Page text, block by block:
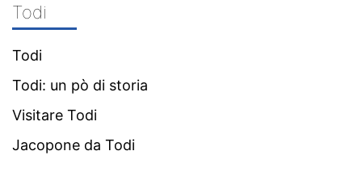
Todi
Todi
Todi: un pò di storia
Visitare Todi
Jacopone da Todi